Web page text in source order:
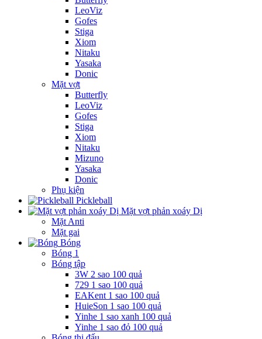
LeoViz
Gofes
Stiga
Xiom
Nitaku
Yasaka
Donic
Mặt vợt
Butterfly
LeoViz
Gofes
Stiga
Xiom
Nitaku
Mizuno
Yasaka
Donic
Phụ kiện
Pickleball
Mặt vợt phản xoáy Dị
Mặt Anti
Mặt gai
Bóng
Bóng 1
Bóng tập
3W 2 sao 100 quả
729 1 sao 100 quả
EAKent 1 sao 100 quả
HuieSon 1 sao 100 quả
Yinhe 1 sao xanh 100 quả
Yinhe 1 sao đỏ 100 quả